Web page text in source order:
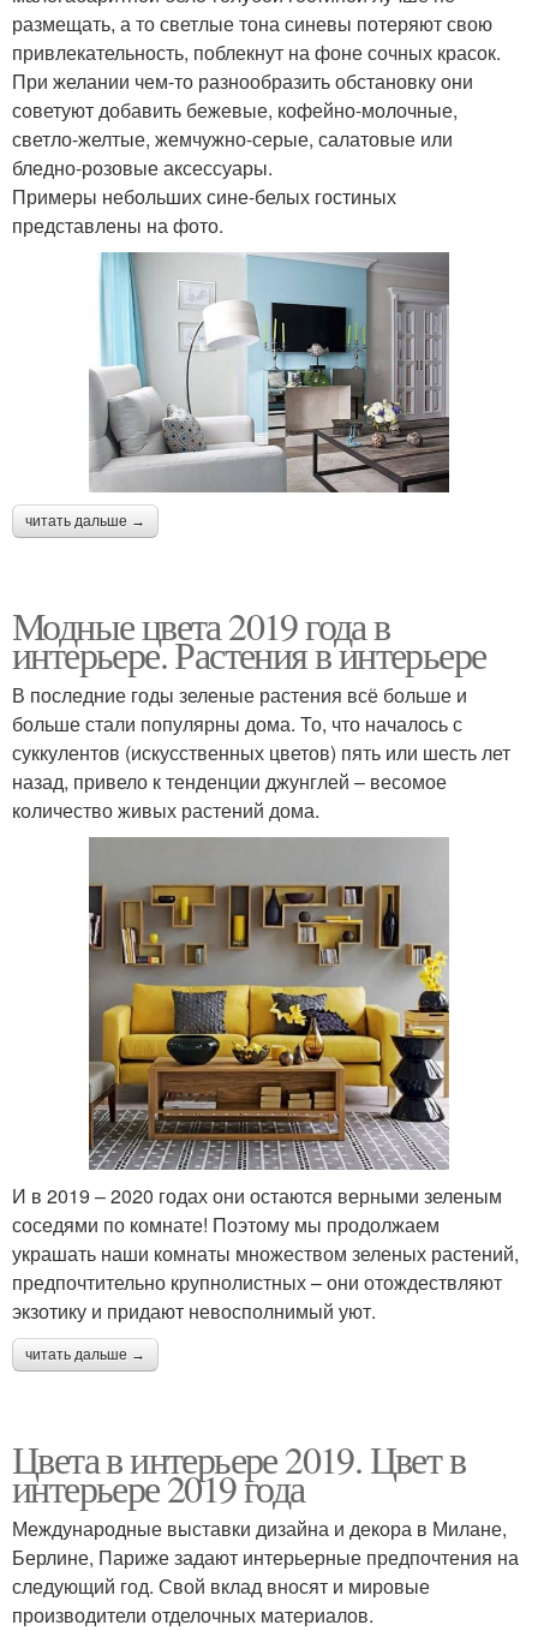
размещать, а то светлые тона синевы потеряют свою
привлекательность, поблекнут на фоне сочных красок.
При желании чем-то разнообразить обстановку они
советуют добавить бежевые, кофейно-молочные,
светло-желтые, жемчужно-серые, салатовые или
бледно-розовые аксессуары.
Примеры небольших сине-белых гостиных
представлены на фото.
читать дальше →
Модные цвета 2019 года в
интерьере. Растения в интерьере
В последние годы зеленые растения всё больше и
больше стали популярны дома. То, что началось с
суккулентов (искусственных цветов) пять или шесть лет
назад, привело к тенденции джунглей – весомое
количество живых растений дома.
И в 2019 – 2020 годах они остаются верными зеленым
соседями по комнате! Поэтому мы продолжаем
украшать наши комнаты множеством зеленых растений,
предпочтительно крупнолистных – они отождествляют
экзотику и придают невосполнимый уют.
читать дальше →
Цвета в интерьере 2019. Цвет в
интерьере 2019 года
Международные выставки дизайна и декора в Милане,
Берлине, Париже задают интерьерные предпочтения на
следующий год. Свой вклад вносят и мировые
производители отделочных материалов.